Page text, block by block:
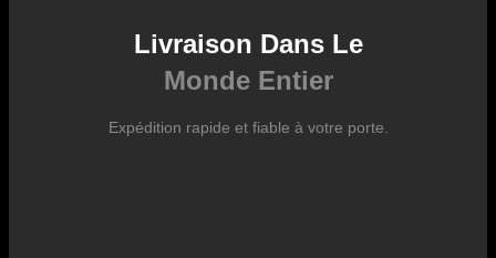
Livraison Dans Le
Monde Entier
Expédition rapide et fiable à votre porte.